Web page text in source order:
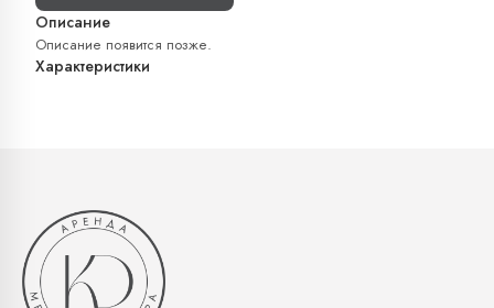
Описание
Описание появится позже.
Характеристики